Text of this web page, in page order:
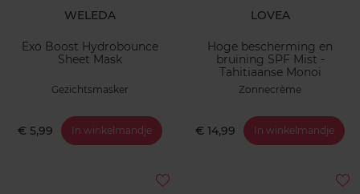
WELEDA
Exo Boost Hydrobounce
Sheet Mask
Gezichtsmasker
€ 5,99 In winkelmandje
LOVEA
Hoge bescherming en
bruining SPF Mist -
Tahitiaanse Monoi
Zonnecrème
€ 14,99 In winkelmandje